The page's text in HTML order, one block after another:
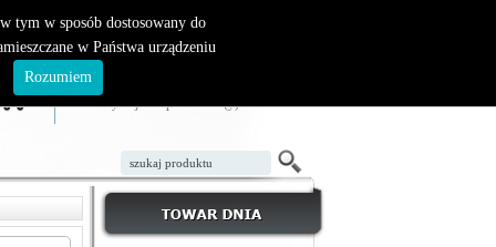
TWÓJ KOSZYK
W koszyku jest 0 produktów(y)
ZAŁÓŻ KONTO LOGOWANIE
tym w sposób dostosowany do
w Państwa urządzeniu
Rozumiem